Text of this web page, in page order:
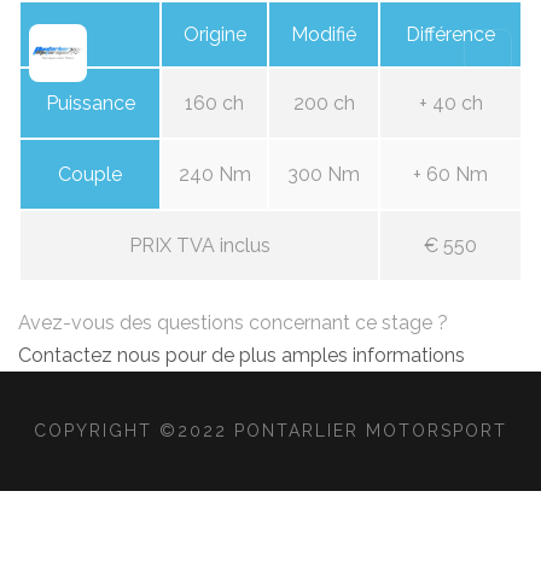
Origine Modifié Différence
Puissance 160 ch 200 ch + 40 ch
Couple 240 Nm 300 Nm + 60 Nm
PRIX TVA inclus € 550
Avez-vous des questions concernant ce stage ?
Contactez nous pour de plus amples informations
COPYRIGHT ©2022 PONTARLIER MOTORSPORT